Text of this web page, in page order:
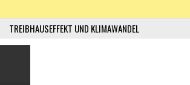
TREIBHAUSEFFEKT UND KLIMAWANDEL